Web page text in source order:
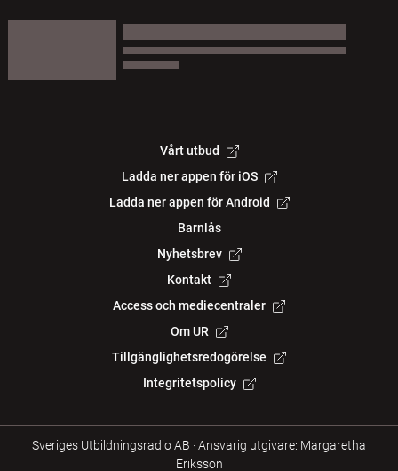
Vårt utbud
Ladda ner appen för iOS
Ladda ner appen för Android
Barnlås
Nyhetsbrev
Kontakt
Access och mediecentraler
Om UR
Tillgänglighetsredogörelse
Integritetspolicy
Sveriges Utbildningsradio AB ·Ansvarig utgivare: Margaretha
Eriksson